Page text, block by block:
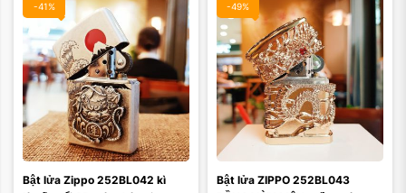
-41%
Bật lửa Zippo 252BL042 kì
-49%
Bật lửa ZIPPO 252BL043
Màu mặt: